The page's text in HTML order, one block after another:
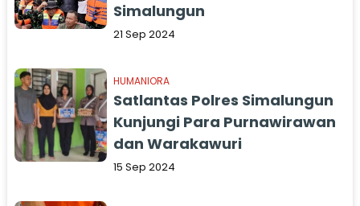
Simalungun
21 Sep 2024
HUMANIORA
Satlantas Polres Simalungun
Kunjungi Para Purnawirawan
dan Warakawuri
15 Sep 2024